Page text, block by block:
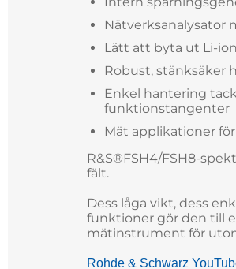
Nätverksanalysator
Lätt att byta ut Li-
Robust, stänksäker
Enkel hantering
funktionstangenter
Mät applikationer för
R&S®FSH4/FSH8-
fält.
Dess låga vikt, dess
funktioner gör den till
mätinstrument för
Rohde & Schwarz